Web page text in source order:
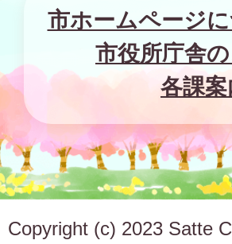
市ホームページ
市役所庁舎
各課案
Copyright (c) 2023 Satte